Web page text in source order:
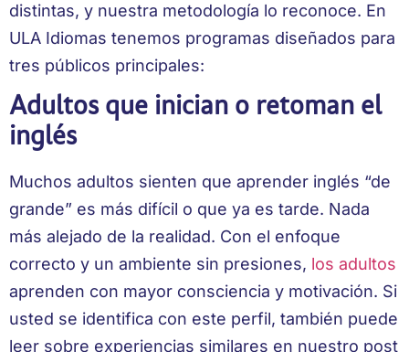
distintas, y nuestra metodología lo reconoce. En
ULA Idiomas tenemos programas diseñados para
tres públicos principales:
Adultos que inician o retoman el
inglés
Muchos adultos sienten que aprender inglés “de
grande” es más difícil o que ya es tarde. Nada
más alejado de la realidad. Con el enfoque
correcto y un ambiente sin presiones, los adultos
aprenden con mayor consciencia y motivación. Si
usted se identifica con este perfil, también puede
leer sobre experiencias similares en nuestro post